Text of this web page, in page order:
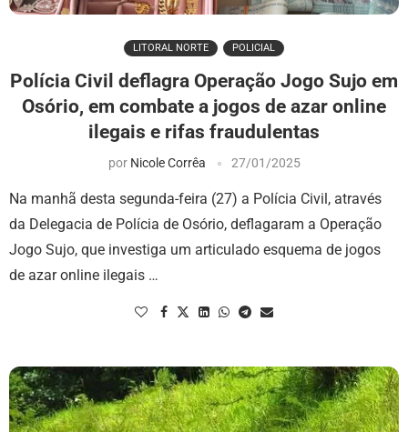
LITORAL NORTE POLICIAL
Polícia Civil deflagra Operação Jogo Sujo em
Osório, em combate a jogos de azar online
ilegais e rifas fraudulentas
por Nicole Corrêa 27/01/2025
Na manhã desta segunda-feira (27) a Polícia Civil, através
da Delegacia de Polícia de Osório, deflagaram a Operação
Jogo Sujo, que investiga um articulado esquema de jogos
de azar online ilegais …